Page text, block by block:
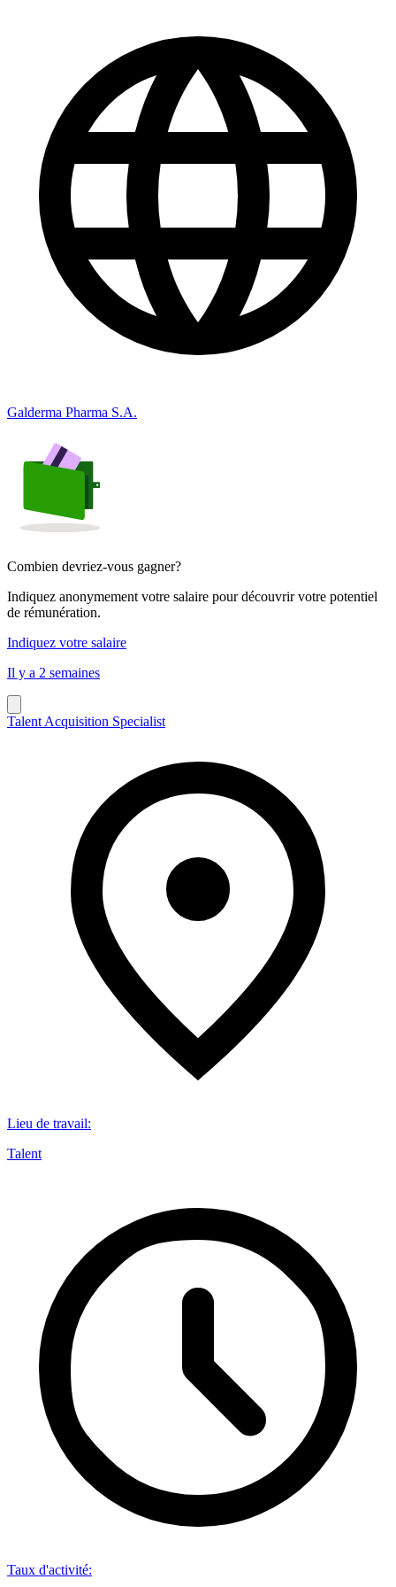
Galderma Pharma S.A.
Combien devriez-vous gagner?
Indiquez anonymement votre salaire pour découvrir votre potentiel
de rémunération.
Indiquez votre salaire
Il y a 2 semaines
Talent Acquisition Specialist
Lieu de travail:
Talent
Taux d'activité: